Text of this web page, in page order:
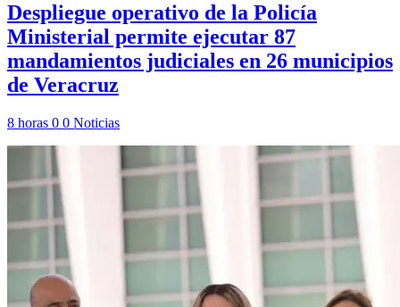
Despliegue operativo de la Policía
Ministerial permite ejecutar 87
mandamientos judiciales en 26 municipios
de Veracruz
8 horas 0 0 Noticias